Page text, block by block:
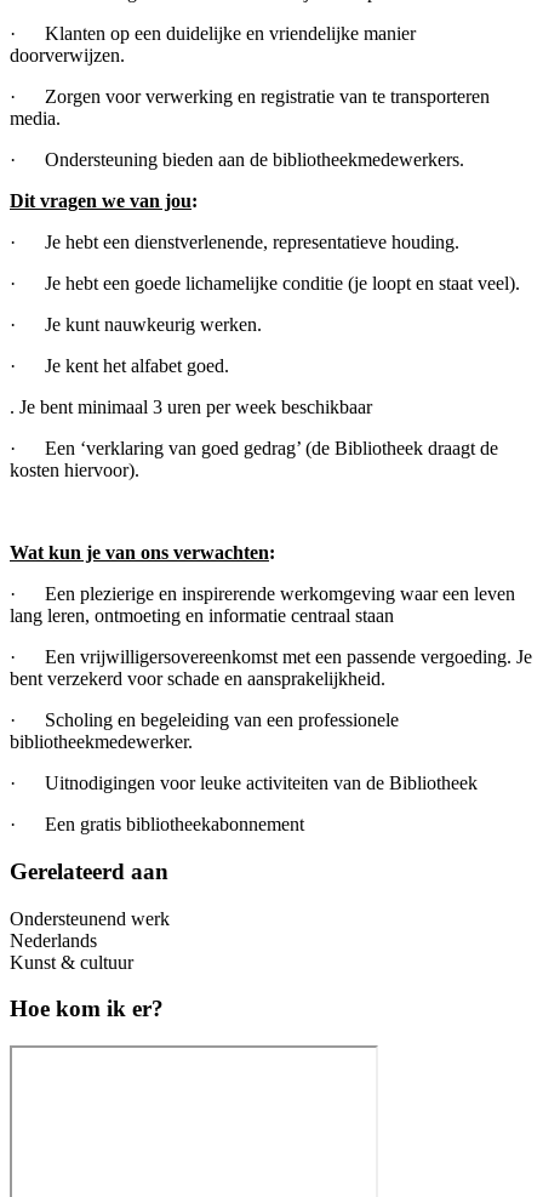
· Klanten op een duidelijke en vriendelijke manier
doorverwijzen.
· Zorgen voor verwerking en registratie van te transporteren
media.
· Ondersteuning bieden aan de bibliotheekmedewerkers.
Dit vragen we van jou:
· Je hebt een dienstverlenende, representatieve houding.
· Je hebt een goede lichamelijke conditie (je loopt en staat veel).
· Je kunt nauwkeurig werken.
· Je kent het alfabet goed.
. Je bent minimaal 3 uren per week beschikbaar
· Een ‘verklaring van goed gedrag’ (de Bibliotheek draagt de
kosten hiervoor).
Wat kun je van ons verwachten:
· Een plezierige en inspirerende werkomgeving waar een leven
lang leren, ontmoeting en informatie centraal staan
· Een vrijwilligersovereenkomst met een passende vergoeding. Je
bent verzekerd voor schade en aansprakelijkheid.
· Scholing en begeleiding van een professionele
bibliotheekmedewerker.
· Uitnodigingen voor leuke activiteiten van de Bibliotheek
· Een gratis bibliotheekabonnement
Gerelateerd aan
Ondersteunend werk
Nederlands
Kunst & cultuur
Hoe kom ik er?